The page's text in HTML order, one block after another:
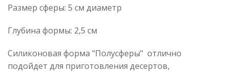
Размер сферы: 5 см диаметр
Глубина формы: 2,5 см
Силиконовая форма "Полусферы" отлично
подойдет для приготовления десертов,